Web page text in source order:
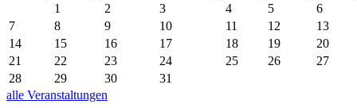
1
2 3 4 5
6
7
8 9 10 11 12
13
14
15 16 17 18 19
20
21
22 23 24 25 26
27
28
29 30
31
alle Veranstaltungen